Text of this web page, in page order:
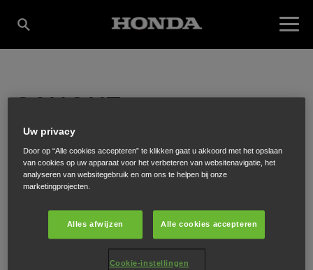
SCHOUT
TUINMACHINES
Julianastraat 52,Heikant,4566 AH
Uw privacy
Door op “Alle cookies accepteren” te klikken gaat u akkoord met het opslaan
van cookies op uw apparaat voor het verbeteren van websitenavigatie, het
analyseren van websitegebruik en om ons te helpen bij onze
marketingprojecten.
Alles afwijzen Alle cookies accepteren
Cookie-instellingen